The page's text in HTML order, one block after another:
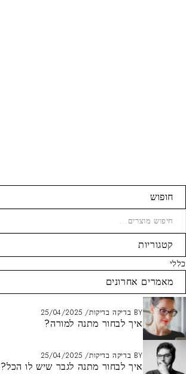
חופוש
קטגוריות
כללי
מאמרים אחרונים
BY בדיקה בדיקות 25/04/2025
איך לבחור מתנה למורה?
BY בדיקה בדיקות 25/04/2025
איך לבחור מתנה לגבר שיש לו הכל?